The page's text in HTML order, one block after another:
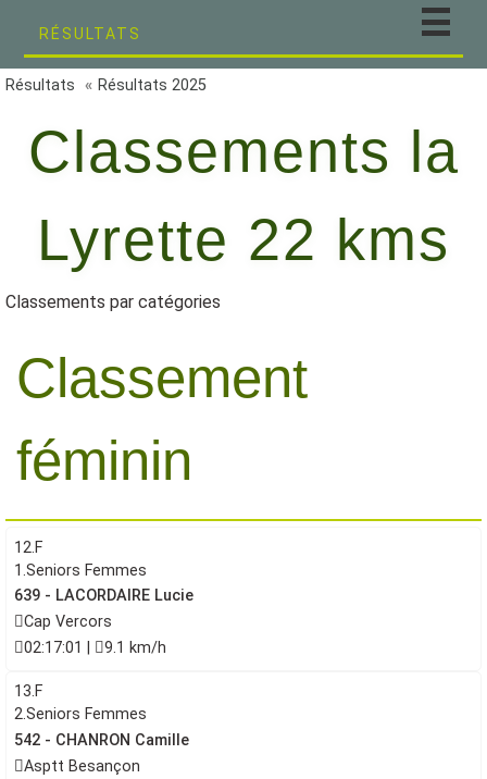
RÉSULTATS
Résultats Résultats 2025
Classements la
Lyrette 22 kms
Classements par catégories
Classement
féminin
12.F
1.Seniors Femmes
639 - LACORDAIRE Lucie
Cap Vercors
02:17:01 |
9.1 km/h
13.F
2.Seniors Femmes
542 - CHANRON Camille
Asptt Besançon